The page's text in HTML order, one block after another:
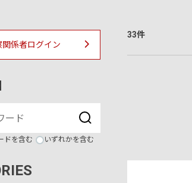
33件
関係者ログイン
ドを含む いずれかを含む